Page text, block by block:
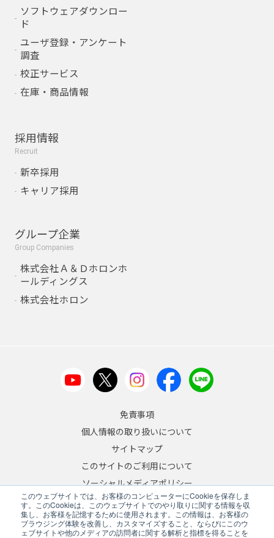
このウェブサイトでは、お客様のコンピューターにCookieを保存しま
す。このCookieは、このウェブサイトでのやり取りに関する情報を収
集し、お客様を記憶するために使用されます。この情報は、お客様の
ブラウジング体験を改善し、カスタマイズすること、ならびにこのウ
ェブサイトや他のメディアの訪問者に関する解析と指標を得ることを
ソフトウェアダウンロー
ド
ユーザ登録・アンケート
調査
校正サービス
在庫・商品情報
採用情報
Recruit
新卒採用
キャリア採用
グループ企業
Group Companies
株式会社Ａ＆Ｄホロンホ
ールディングス
株式会社ホロン
免責事項
個人情報の取り扱いについて
サイトマップ
このサイトのご利用について
ソーシャルメディアポリシー
反社会的勢力への対応について
JA/EN